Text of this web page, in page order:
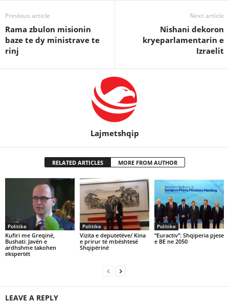
Previous article
Rama zbulon misionin
baze te dy ministrave te
rinj
Next article
Nishani dekoron
kryeparlamentarin e
Izraelit
Lajmetshqip
RELATED ARTICLES MORE FROM AUTHOR
Politike
Kufiri me Greqinë,
Bushati: Javën e
ardhshme takohen
ekspertët
Politike
Vizita e deputetëve/ Kina
e prirur të mbështesë
Shqipërinë
Politike
“Euractiv”: Shqiperia pjese
e BE ne 2050
LEAVE A REPLY